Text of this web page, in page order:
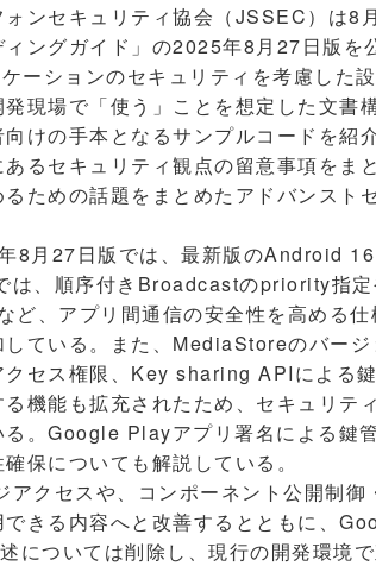
ンセキュリティ協会（JSSEC）は8
ングガイド」の2025年8月27日版を
ーションのセキュリティを考慮した
現場で「使う」ことを想定した文書
けの手本となるサンプルコードを紹
るセキュリティ観点の留意事項をま
ための話題をまとめたアドバンスト
8月27日版では、最新版のAndroid
は、順序付きBroadcastのpriority指
ど、アプリ間通信の安全性を高める
ている。また、MediaStoreのバー
セス権限、Key sharing APIによる
機能も拡充されたため、セキュリテ
る。Google Playアプリ署名による鍵
保についても解説している。
クセスや、コンポーネント公開制御
きる内容へと改善するとともに、
については削除し、現行の開発環境